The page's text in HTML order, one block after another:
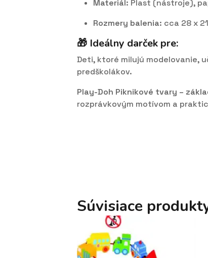
Materiál: Plast (nástroje),
Rozmery balenia: cca 28 x
🎁 Ideálny darček pre:
Deti, ktoré milujú modelovanie,
predškolákov.
Play-Doh Piknikové tvary –
rozprávkovým motívom a
Súvisiace